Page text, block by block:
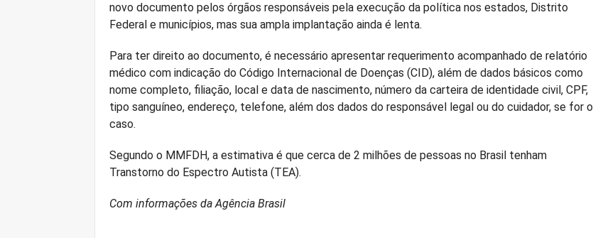
novo documento pelos órgãos responsáveis pela execução da política nos estados, Distrito
Federal e municípios, mas sua ampla implantação ainda é lenta.
Para ter direito ao documento, é necessário apresentar requerimento acompanhado de relatório
médico com indicação do Código Internacional de Doenças (CID), além de dados básicos como
nome completo, filiação, local e data de nascimento, número da carteira de identidade civil, CPF,
tipo sanguíneo, endereço, telefone, além dos dados do responsável legal ou do cuidador, se for o
caso.
Segundo o MMFDH, a estimativa é que cerca de 2 milhões de pessoas no Brasil tenham
Transtorno do Espectro Autista (TEA).
Com informações da Agência Brasil